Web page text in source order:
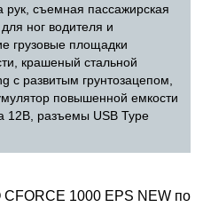
рук, съемная пассажирская
ног водителя и
грузовые площадки
крашеный стальной
с развитым грунтозацепом,
повышенной емкости
12В, разъемы USB Type
1000 EPS NEW по